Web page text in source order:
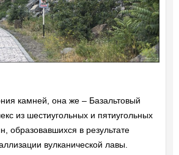
камней, она же – Базальтовый
из шестиугольных и пятиугольных
образовавшихся в результате
вулканической лавы.